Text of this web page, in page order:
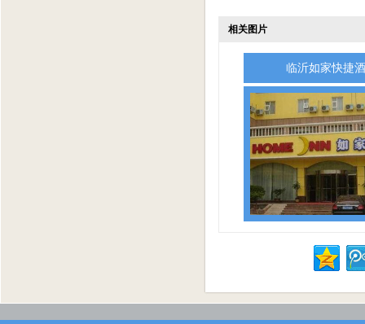
相关图片
临沂如家快捷